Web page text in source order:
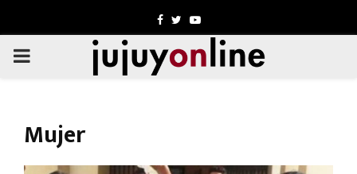
Facebook
TwitterYoutube
PRIMARY
Mujer